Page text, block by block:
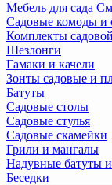
Мебель для сада
Садовые комоды и
Комплекты
Шезлонги
Гамаки и качели
Зонты садовые и
Батуты
Садовые столы
Садовые стулья
Садовые скамейки
Грили и мангалы
Надувные батуты
Беседки